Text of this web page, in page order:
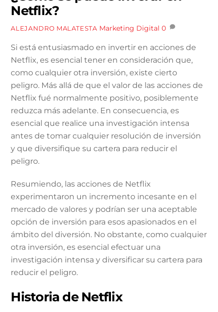
Netflix?
ALEJANDRO MALATESTA Marketing Digital 0
Si está entusiasmado en invertir en acciones de
Netflix, es esencial tener en consideración que,
como cualquier otra inversión, existe cierto
peligro. Más allá de que el valor de las acciones de
Netflix fué normalmente positivo, posiblemente
reduzca más adelante. En consecuencia, es
esencial que realice una investigación intensa
antes de tomar cualquier resolución de inversión
y que diversifique su cartera para reducir el
peligro.
Resumiendo, las acciones de Netflix
experimentaron un incremento incesante en el
mercado de valores y podrían ser una aceptable
opción de inversión para esos apasionados ​​en el
ámbito del diversión. No obstante, como cualquier
otra inversión, es esencial efectuar una
investigación intensa y diversificar su cartera para
reducir el peligro.
Historia de Netflix